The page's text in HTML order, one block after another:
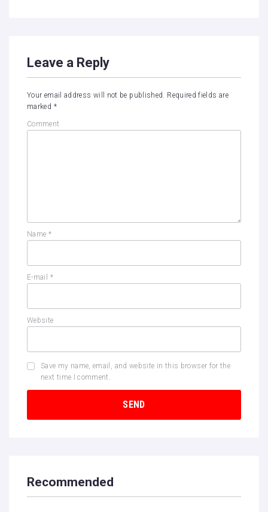
Leave a Reply
Your email address will not be published.
Required fields are
marked *
Comment
Name *
E-mail *
Website
Save my name, email, and website in this browser for the
next time I comment.
Recommended